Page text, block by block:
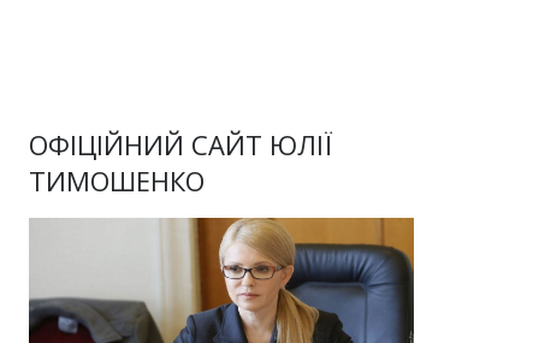
ОФІЦІЙНИЙ САЙТ ЮЛІЇ
ТИМОШЕНКО